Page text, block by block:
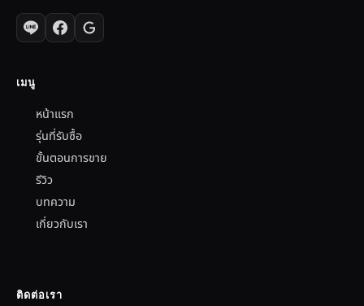
เมนู
หน้าแรก
รุ่นที่รับซื้อ
ขั้นตอนการขาย
รีวิว
บทความ
เกี่ยวกับเรา
ติดต่อเรา